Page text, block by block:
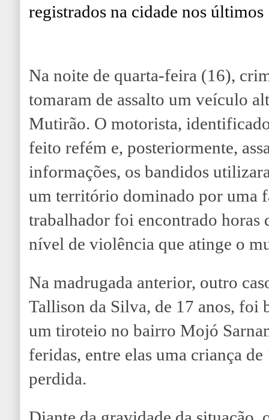
registrados na cidade nos últimos
Na noite de quarta-feira (16),
tomaram de assalto um veículo
Mutirão. O motorista,
feito refém e, posteriormente,
informações, os bandidos
um território dominado por uma
trabalhador foi encontrado horas
nível de violência que atinge o
Na madrugada anterior, outro
Tallison da Silva, de 17 anos, foi
um tiroteio no bairro Mojó
feridas, entre elas uma criança
perdida.